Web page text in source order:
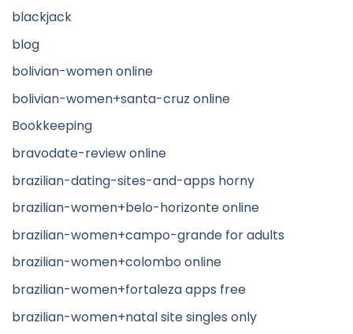
blackjack
blog
bolivian-women online
bolivian-women+santa-cruz online
Bookkeeping
bravodate-review online
brazilian-dating-sites-and-apps horny
brazilian-women+belo-horizonte online
brazilian-women+campo-grande for adults
brazilian-women+colombo online
brazilian-women+fortaleza apps free
brazilian-women+natal site singles only